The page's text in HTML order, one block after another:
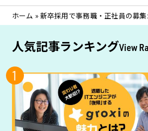
ホーム » 新卒採用で事務職・正社員の募
人気記事ランキングView
1